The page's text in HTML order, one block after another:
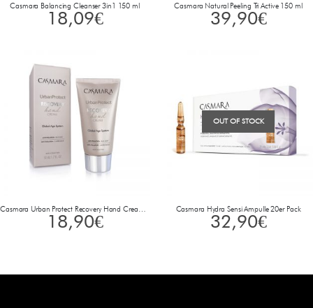
Casmara Balancing Cleanser 3in1 150 ml
18,09€
Casmara Natural Peeling Tri Active 150 ml
39,90€
18,90€
OUT OF STOCK
Casmara Hydra Sensi Ampulle 20er Pack
32,90€